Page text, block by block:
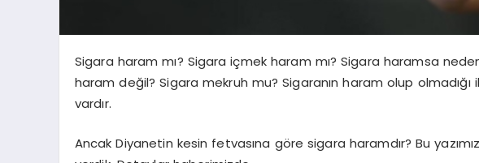
Sigara haram mı? Sigara içmek haram mı? Sigara haramsa
haram değil? Sigara mekruh mu? Sigaranın haram olup olmadığı
vardır.
Ancak Diyanetin kesin fetvasına göre sigara haramdır? Bu